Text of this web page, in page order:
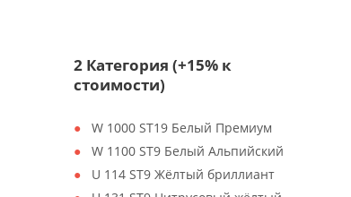
2 Категория (+15% к
стоимости)
W 1000 ST19 Белый Премиум
W 1100 ST9 Белый Альпийский
U 114 ST9 Жёлтый бриллиант